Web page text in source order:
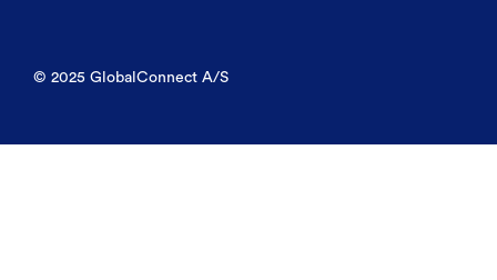
© 2025 GlobalConnect A/S